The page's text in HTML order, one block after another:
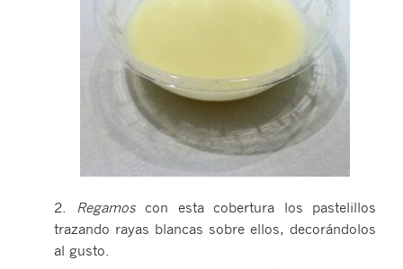
2. Regamoscon esta cobertura los pastelillos
trazando rayas blancas sobre ellos, decorándolos
al gusto.